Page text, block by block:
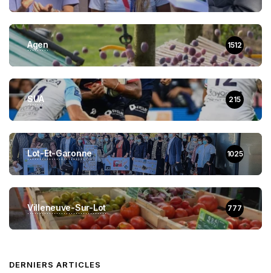
Agen 1512
SUA 215
Lot-Et-Garonne 1025
Villeneuve-Sur-Lot 777
DERNIERS ARTICLES